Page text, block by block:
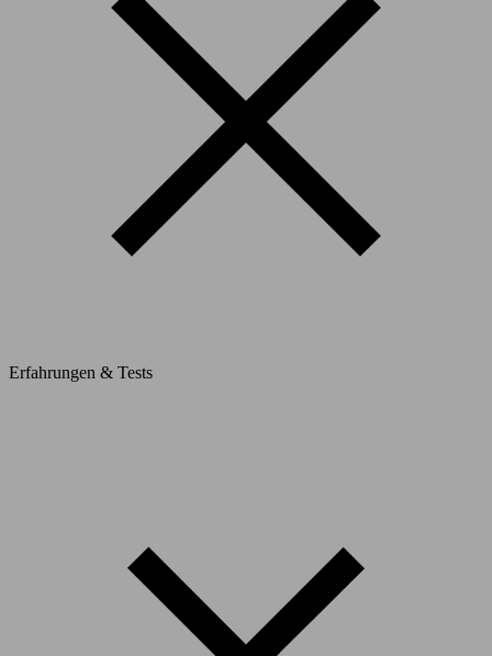
Erfahrungen & Tests